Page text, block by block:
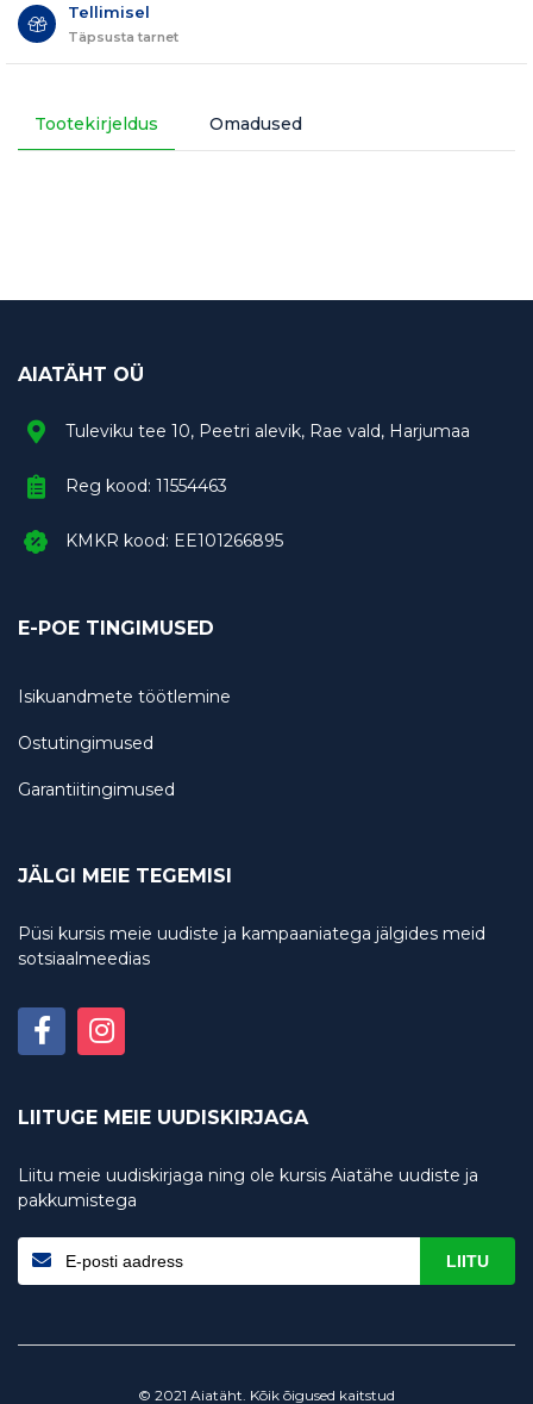
Tellimisel
Täpsusta tarnet
Tootekirjeldus Omadused
AIATÄHT OÜ
Tuleviku tee 10, Peetri alevik, Rae vald, Harjumaa
Reg kood: 11554463
KMKR kood: EE101266895
E-POE TINGIMUSED
Isikuandmete töötlemine
Ostutingimused
Garantiitingimused
JÄLGI MEIE TEGEMISI
Püsi kursis meie uudiste ja kampaaniatega jälgides meid
sotsiaalmeedias
LIITUGE MEIE UUDISKIRJAGA
Liitu meie uudiskirjaga ning ole kursis Aiatähe uudiste ja
pakkumistega
LIITU
© 2021 Aiatäht. Kõik õigused kaitstud